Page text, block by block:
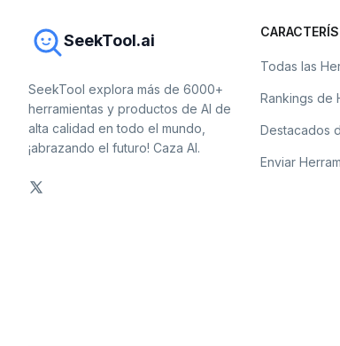
SeekTool.ai
SeekTool explora más de 6000+
herramientas y productos de AI de
alta calidad en todo el mundo,
¡abrazando el futuro! Caza AI.
Todas las
Rankings de
Destacados
Enviar